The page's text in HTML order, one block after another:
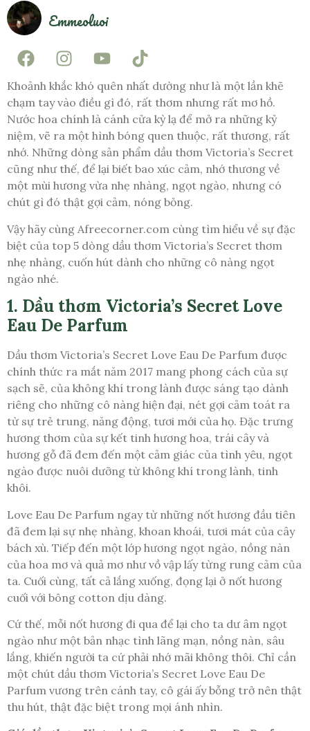
Emmeoluoi
Khoảnh khắc khó quên nhất dường như là một lần khẽ
chạm tay vào điều gì đó, rất thơm nhưng rất mơ hồ.
Nước hoa chính là cánh cửa kỳ lạ để mở ra những kỷ
niệm, vẽ ra một hình bóng quen thuộc, rất thương, rất
nhớ. Những dòng sản phẩm dầu thơm Victoria’s Secret
cũng như thế, để lại biết bao xúc cảm, nhớ thương về
một mùi hương vừa nhẹ nhàng, ngọt ngào, nhưng có
chút gì đó thật gợi cảm, nóng bỏng.
Vậy hãy cùng Afreecorner.com cùng tìm hiểu về sự đặc
biệt của top 5 dòng dầu thơm Victoria’s Secret thơm
nhẹ nhàng, cuốn hút dành cho những cô nàng ngọt
ngào nhé.
1. Dầu thơm Victoria’s Secret Love
Eau De Parfum
Dầu thơm Victoria’s Secret Love Eau De Parfum được
chính thức ra mắt năm 2017 mang phong cách của sự
sạch sẽ, của không khí trong lành được sáng tạo dành
riêng cho những cô nàng hiện đại, nét gợi cảm toát ra
từ sự trẻ trung, năng động, tươi mới của họ. Đặc trưng
hương thơm của sự kết tinh hương hoa, trái cây và
hương gỗ đã đem đến một cảm giác của tình yêu, ngọt
ngào được nuôi dưỡng từ không khí trong lành, tinh
khôi.
Love Eau De Parfum ngay từ những nốt hương đầu tiên
đã đem lại sự nhẹ nhàng, khoan khoái, tươi mát của cây
bách xù. Tiếp đến một lớp hương ngọt ngào, nồng nàn
của hoa mơ và quả mơ như vồ vập lấy từng rung cảm của
ta. Cuối cùng, tất cả lắng xuống, đọng lại ở nốt hương
cuối với bông cotton dịu dàng.
Cứ thế, mỗi nốt hương đi qua để lại cho ta dư âm ngọt
ngào như một bản nhạc tình lãng mạn, nồng nàn, sâu
lắng, khiến người ta cứ phải nhớ mãi không thôi. Chỉ cần
một chút dầu thơm Victoria’s Secret Love Eau De
Parfum vương trên cánh tay, cô gái ấy bỗng trở nên thật
thu hút, thật đặc biệt trong mọi ánh nhìn.